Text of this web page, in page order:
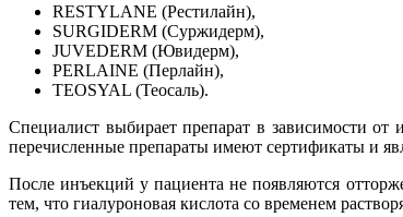
RESTYLANE (Рестилайн),
SURGIDERM (Суржидерм),
JUVEDERM (Ювидерм),
PERLAINE (Перлайн),
TEOSYAL (Теосаль).
Специалист выбирает препарат в зависимости от
перечисленные препараты имеют сертификаты и
После инъекций у пациента не появляются
тем, что гиалуроновая кислота со временем